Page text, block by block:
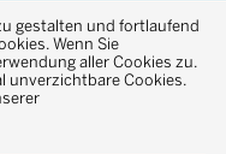
hin orientierte
angeordnet sind.
das Bild.
die natürliche
gestalten und fortlaufend
Wenn Sie
aller Cookies zu.
unverzichtbare Cookies.